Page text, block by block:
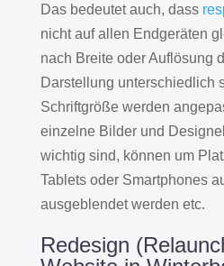
Das bedeutet auch, dass
nicht auf allen Endgeräten
nach Breite oder Auflösung
Darstellung unterschiedlich
Schriftgröße werden
einzelne Bilder und
wichtig sind, können um
Tablets oder Smartphones
ausgeblendet werden etc.
Redesign